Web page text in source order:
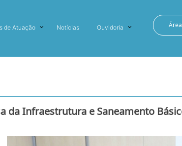
de Atuação Notícias Ouvidoria
da Infraestrutura e Saneamento